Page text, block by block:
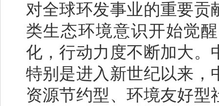
对全球环发事业的重要贡
类生态环境意识开始觉
化，行动力度不断加大。
特别是进入新世纪以来，
资源节约型、环境友好